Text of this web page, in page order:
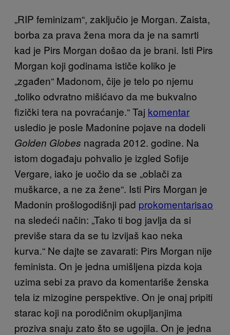
„RIP feminizam“, zaključio je Morgan. Zaista,
borba za prava žena mora da je na samrti
kad je Pirs Morgan došao da je brani. Isti Pirs
Morgan koji godinama ističe koliko je
„zgađen“ Madonom, čije je telo po njemu
„toliko odvratno mišićavo da me bukvalno
fizički tera na povraćanje.“ Taj komentar
usledio je posle Madonine pojave na dodeli
Golden Globes nagrada 2012. godine. Na
istom događaju pohvalio je izgled Sofije
Vergare, iako je uočio da se „oblači za
muškarce, a ne za žene“. Isti Pirs Morgan je
Madonin prošlogodišnji pad prokomentarisao
na sledeći način: „Tako ti bog javlja da si
previše stara da se tu izvijaš kao neka
kurva.“ Ne dajte se zavarati: Pirs Morgan nije
feminista. On je jedna umišljena pizda koja
uzima sebi za pravo da komentariše ženska
tela iz mizogine perspektive. On je onaj pripiti
starac koji na porodičnim okupljanjima
proziva snaju zato što se ugojila. On je jedna